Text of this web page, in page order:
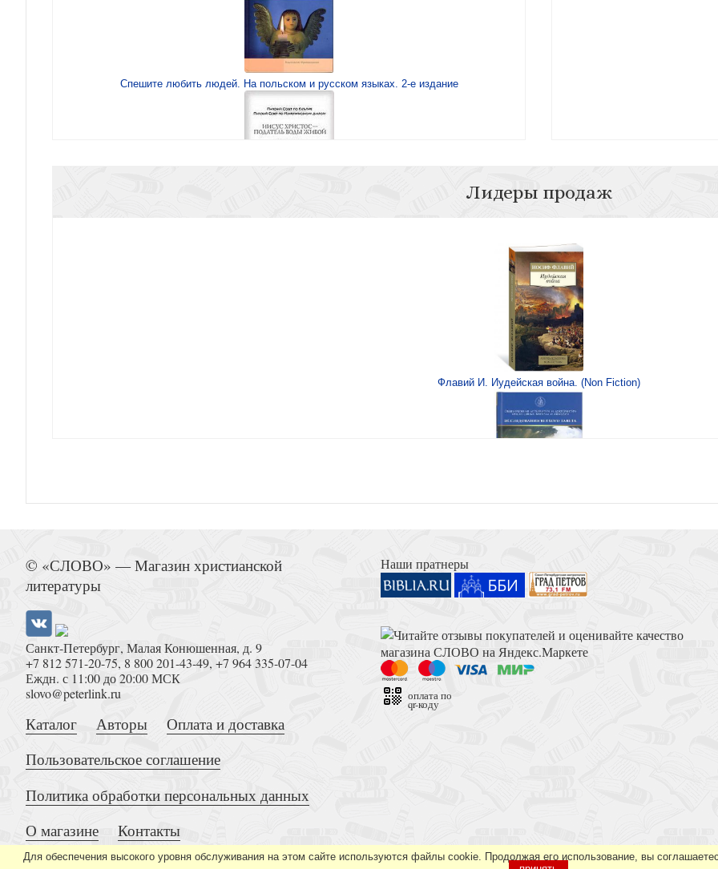
Спешите любить людей. На польском и русском языках. 2-е издание
Католическая энциклопедия. Т.2
Лидеры продаж
Флавий И. Иудейская война. (Non Fiction)
Книга Иисуса Навина
Достоевский Ф.М. Сила и правда России (2024)
© «СЛОВО» — Магазин христианской
литературы
Санкт-Петербург, Малая Конюшенная, д. 9
+7 812 571-20-75, 8 800 201-43-49, +7 964 335-07-04
Еждн. с 11:00 до 20:00 МСК
slovo@peterlink.ru
Каталог Авторы
Оплата и доставка
Пользовательское соглашение
Политика обработки персональных данных
О магазине
Контакты
Наши пратнеры
оплата по
qr-коду
Для обеспечения высокого уровня обслуживания на этом сайте используются файлы cookie. Продолжая его использование, вы